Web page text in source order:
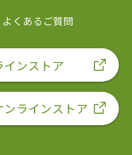
よくあるご質問
ンストア
ラインストア